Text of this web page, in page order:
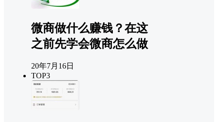
微商做什么赚钱？在这
之前先学会微商怎么做
20年7月16日
TOP3